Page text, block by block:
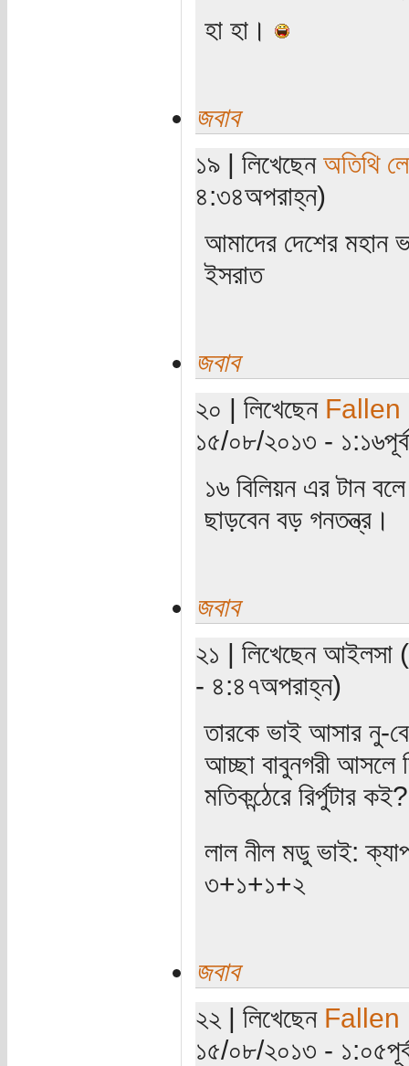
হা হা।
জবাব
১৯ | লিখেছেন অতিথি
৪:৩৪অপরাহ্ন)
আমাদের দেশের মহান
ইসরাত
জবাব
২০ | লিখেছেন Fallen
১৫/০৮/২০১৩ -
১৬ বিলিয়ন এর টান
ছাড়বেন বড় গনতন্ত্র।
জবাব
২১ | লিখেছেন আইলসা
- ৪:৪৭অপরাহ্ন)
তারকে ভাই আসার নু-
আচ্ছা বাবুনগরী আসলে
মতিকন্ঠেরে রির্পুটার কই?
লাল নীল মডু ভাই:
৩+১+১+২
জবাব
২২ | লিখেছেন Fallen
১৫/০৮/২০১৩ -